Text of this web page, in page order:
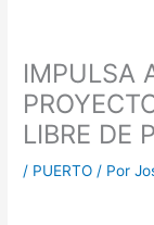
IMPULSA
LIBRE DE
/ PUERTO / Por